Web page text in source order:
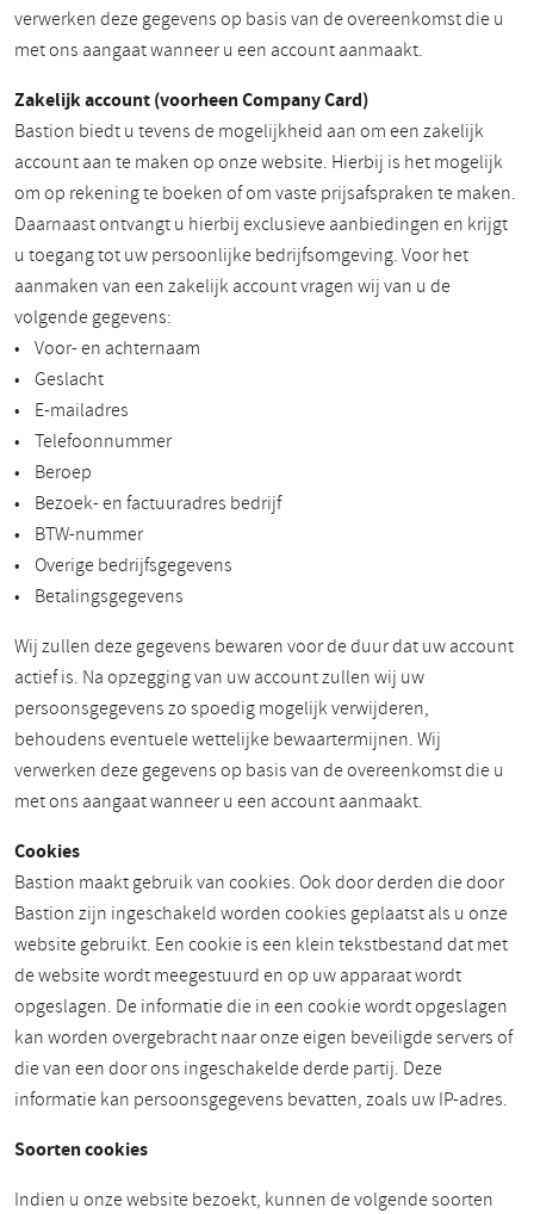
verwerken deze gegevens op basis van de overeenkomst die u
met ons aangaat wanneer u een account aanmaakt.
Zakelijk account (voorheen Company Card)
Bastion biedt u tevens de mogelijkheid aan om een zakelijk
account aan te maken op onze website. Hierbij is het mogelijk
om op rekening te boeken of om vaste prijsafspraken te maken.
Daarnaast ontvangt u hierbij exclusieve aanbiedingen en krijgt
u toegang tot uw persoonlijke bedrijfsomgeving. Voor het
aanmaken van een zakelijk account vragen wij van u de
volgende gegevens:
• Voor- en achternaam
• Geslacht
• E-mailadres
• Telefoonnummer
• Beroep
• Bezoek- en factuuradres bedrijf
• BTW-nummer
• Overige bedrijfsgegevens
• Betalingsgegevens
Wij zullen deze gegevens bewaren voor de duur dat uw account
actief is. Na opzegging van uw account zullen wij uw
persoonsgegevens zo spoedig mogelijk verwijderen,
behoudens eventuele wettelijke bewaartermijnen. Wij
verwerken deze gegevens op basis van de overeenkomst die u
met ons aangaat wanneer u een account aanmaakt.
Cookies
Bastion maakt gebruik van cookies. Ook door derden die door
Bastion zijn ingeschakeld worden cookies geplaatst als u onze
website gebruikt. Een cookie is een klein tekstbestand dat met
de website wordt meegestuurd en op uw apparaat wordt
opgeslagen. De informatie die in een cookie wordt opgeslagen
kan worden overgebracht naar onze eigen beveiligde servers of
die van een door ons ingeschakelde derde partij. Deze
informatie kan persoonsgegevens bevatten, zoals uw IP-adres.
Soorten cookies
Indien u onze website bezoekt, kunnen de volgende soorten